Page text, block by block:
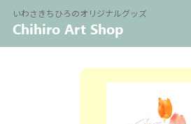
いわさきちひろのオリジナルグッズ